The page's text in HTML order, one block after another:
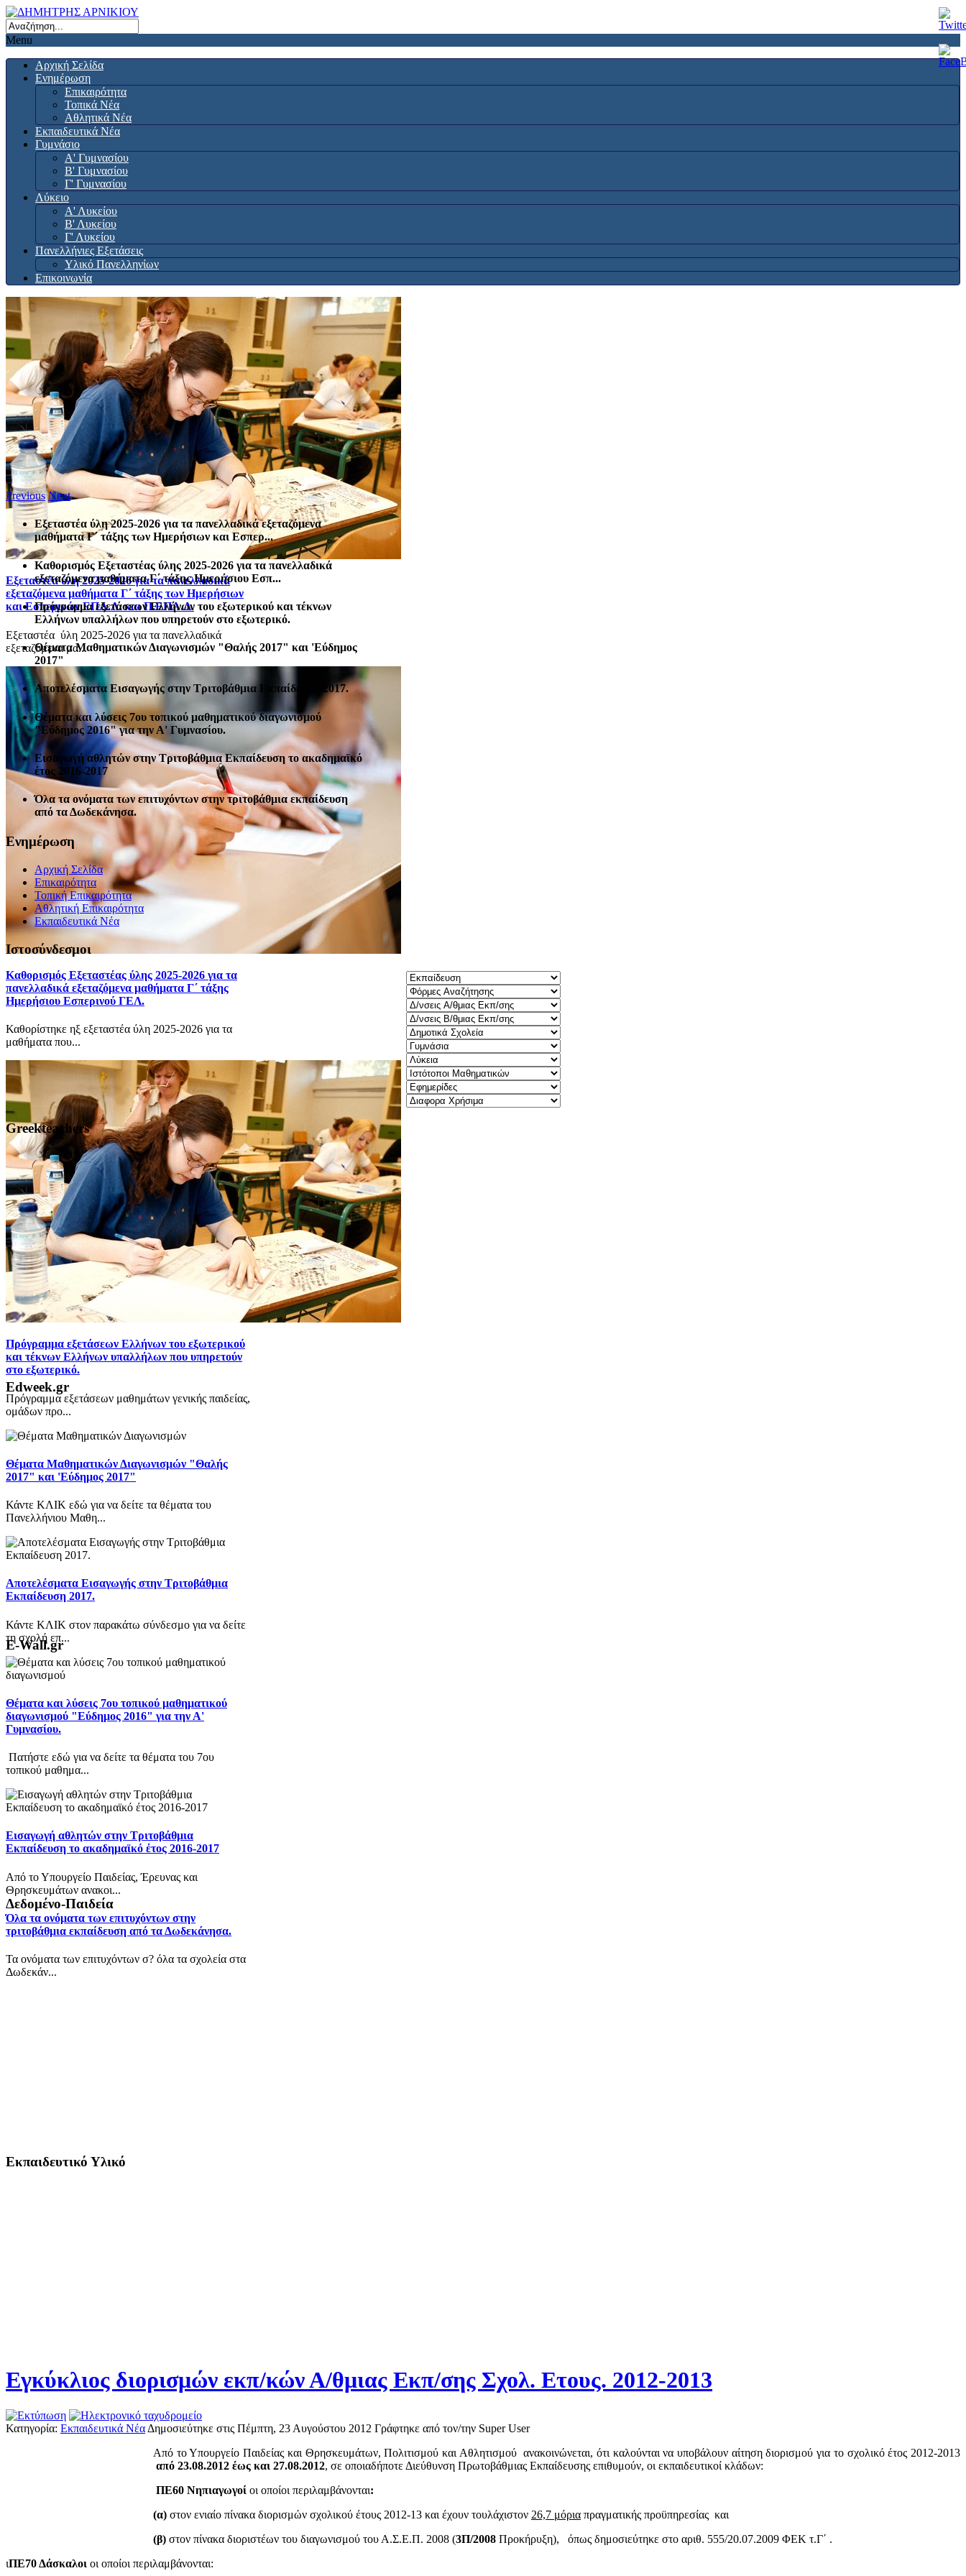
Menu
Αρχική Σελίδα
Ενημέρωση
Επικαιρότητα
Τοπικά Νέα
Αθλητικά Νέα
Εκπαιδευτικά Νέα
Γυμνάσιο
Α' Γυμνασίου
Β' Γυμνασίου
Γ' Γυμνασίου
Λύκειο
Α' Λυκείου
Β' Λυκείου
Γ' Λυκείου
Πανελλήνιες Εξετάσεις
Υλικό Πανελληνίων
Επικοινωνία
Εξεταστέα ύλη 2025-2026 για τα πανελλαδικά
εξεταζόμενα μαθήματα Γ΄ τάξης των Ημερήσιων
και Εσπερινών ΕΠΑ.Λ. και Π.ΕΠΑ.Λ.
Εξεταστέα ύλη 2025-2026 για τα πανελλαδικά
εξεταζόμενα μα...
Καθορισμός Eξεταστέας ύλης 2025-2026 για τα
πανελλαδικά εξεταζόμενα μαθήματα Γ΄ τάξης
Ημερήσιου Εσπερινού ΓΕΛ.
Καθορίστηκε ηξ εξεταστέα ύλη 2025-2026 για τα
μαθήματα που...
Πρόγραμμα εξετάσεων Ελλήνων του εξωτερικού
και τέκνων Ελλήνων υπαλλήλων που υπηρετούν
στο εξωτερικό.
Πρόγραμμα εξετάσεων μαθημάτων γενικής παιδείας,
ομάδων προ...
Θέματα Μαθηματικών Διαγωνισμών "Θαλής
2017" και 'Εύδημος 2017"
Κάντε ΚΛΙΚ εδώ για να δείτε τα θέματα του
Πανελλήνιου Μαθη...
Αποτελέσματα Εισαγωγής στην Τριτοβάθμια
Εκπαίδευση 2017.
Κάντε ΚΛΙΚ στον παρακάτω σύνδεσμο για να δείτε
τη σχολή επ...
Θέματα και λύσεις 7ου τοπικού μαθηματικού
διαγωνισμού "Εύδημος 2016" για την Α'
Γυμνασίου.
Πατήστε εδώ για να δείτε τα θέματα του 7ου
τοπικού μαθημα...
Εισαγωγή αθλητών στην Τριτοβάθμια
Εκπαίδευση το ακαδημαϊκό έτος 2016-2017
Από το Υπουργείο Παιδείας, Έρευνας και
Θρησκευμάτων ανακοι...
Όλα τα ονόματα των επιτυχόντων στην
τριτοβάθμια εκπαίδευση από τα Δωδεκάνησα.
Τα ονόματα των επιτυχόντων σ? όλα τα σχολεία στα
Δωδεκάν...
Previous Next
Εξεταστέα ύλη 2025-2026 για τα πανελλαδικά εξεταζόμενα
μαθήματα Γ΄ τάξης των Ημερήσιων και Εσπερ...
Καθορισμός Eξεταστέας ύλης 2025-2026 για τα πανελλαδικά
εξεταζόμενα μαθήματα Γ΄ τάξης Ημερήσιου Εσπ...
Πρόγραμμα εξετάσεων Ελλήνων του εξωτερικού και τέκνων
Ελλήνων υπαλλήλων που υπηρετούν στο εξωτερικό.
Θέματα Μαθηματικών Διαγωνισμών "Θαλής 2017" και 'Εύδημος
2017"
Αποτελέσματα Εισαγωγής στην Τριτοβάθμια Εκπαίδευση 2017.
Θέματα και λύσεις 7ου τοπικού μαθηματικού διαγωνισμού
"Εύδημος 2016" για την Α' Γυμνασίου.
Εισαγωγή αθλητών στην Τριτοβάθμια Εκπαίδευση το ακαδημαϊκό
έτος 2016-2017
Όλα τα ονόματα των επιτυχόντων στην τριτοβάθμια εκπαίδευση
από τα Δωδεκάνησα.
Ενημέρωση
Αρχική Σελίδα
Επικαιρότητα
Τοπική Επικαιρότητα
Αθλητική Επικαιρότητα
Eκπαιδευτικά Νέα
Ιστοσύνδεσμοι
Greekteachers
Edweek.gr
E-Wall.gr
Δεδομένο-Παιδεία
Εκπαιδευτικό Υλικό
Εγκύκλιος διορισμών εκπ/κών Α/θμιας Εκπ/σης Σχολ. Ετους. 2012-2013
Κατηγορία: Εκπαιδευτικά Νέα Δημοσιεύτηκε στις Πέμπτη, 23 Αυγούστου 2012 Γράφτηκε από τον/την Super User
Από το Υπουργείο Παιδείας και Θρησκευμάτων, Πολιτισμού και Αθλητισμού ανακοινώνεται, ότι καλούνται να υποβάλουν αίτηση διορισμού για το σχολικό έτος 2012-2013
από 23.08.2012 έως και 27.08.2012, σε οποιαδήποτε Διεύθυνση Πρωτοβάθμιας Εκπαίδευσης επιθυμούν, οι εκπαιδευτικοί κλάδων:
ΠΕ60 Νηπιαγωγοί οι οποίοι περιλαμβάνονται:
(α) στον ενιαίο πίνακα διορισμών σχολικού έτους 2012-13 και έχουν τουλάχιστον 26,7 μόρια πραγματικής προϋπηρεσίας και
(β) στον πίνακα διοριστέων του διαγωνισμού του Α.Σ.Ε.Π. 2008 (3Π/2008 Προκήρυξη), όπως δημοσιεύτηκε στο αριθ. 555/20.07.2009 ΦΕΚ τ.Γ΄ .
ιΠΕ70 Δάσκαλοι οι οποίοι περιλαμβάνονται: